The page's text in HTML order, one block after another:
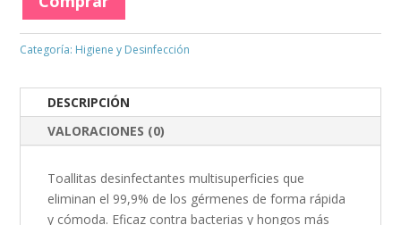
Categoría: Higiene y Desinfección
DESCRIPCIÓN
VALORACIONES (0)
Toallitas desinfectantes multisuperficies que
eliminan el 99,9% de los gérmenes de forma rápida
y cómoda. Eficaz contra bacterias y hongos más